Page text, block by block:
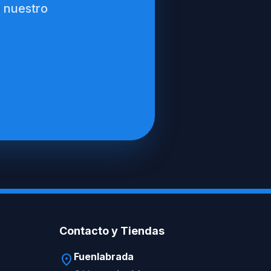
nuestro
Contacto y Tiendas
location_on Fuenlabrada